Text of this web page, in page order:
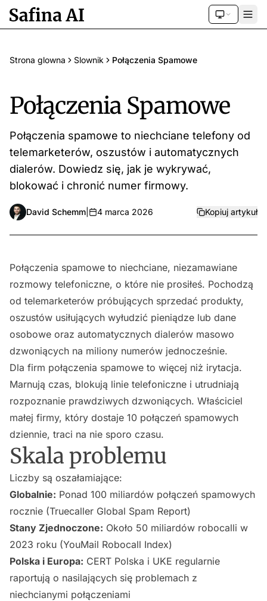
Strona glowna Slownik Połączenia Spamowe
Połączenia Spamowe
Połączenia spamowe to niechciane telefony od
telemarketerów, oszustów i automatycznych
dialerów. Dowiedz się, jak je wykrywać,
blokować i chronić numer firmowy.
David Schemm 4 marca 2026 Kopiuj artykuł
Połączenia spamowe to niechciane, niezamawiane
rozmowy telefoniczne, o które nie prosiłeś. Pochodzą
od telemarketerów próbujących sprzedać produkty,
oszustów usiłujących wyłudzić pieniądze lub dane
osobowe oraz automatycznych dialerów masowo
dzwoniących na miliony numerów jednocześnie.
Dla firm połączenia spamowe to więcej niż irytacja.
Marnują czas, blokują linie telefoniczne i utrudniają
rozpoznanie prawdziwych dzwoniących. Właściciel
małej firmy, który dostaje 10 połączeń spamowych
dziennie, traci na nie sporo czasu.
Skala problemu
Liczby są oszałamiające:
Globalnie: Ponad 100 miliardów połączeń spamowych
rocznie (Truecaller Global Spam Report)
Stany Zjednoczone: Około 50 miliardów robocalli w
2023 roku (YouMail Robocall Index)
Polska i Europa: CERT Polska i UKE regularnie
raportują o nasilających się problemach z
niechcianymi połączeniami